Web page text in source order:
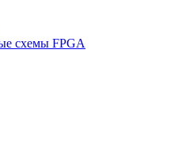
схемы FPGA